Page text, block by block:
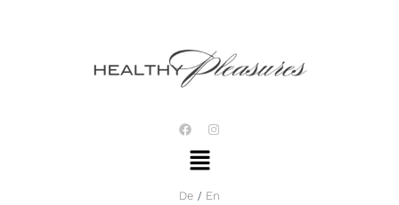
F
a
c
e
b
o
I
n
r
Menü
De
En